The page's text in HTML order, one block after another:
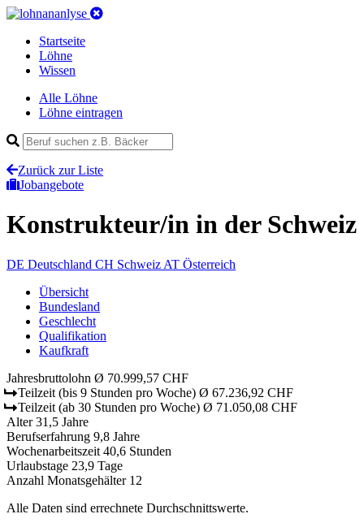
Startseite
Löhne
Wissen
Alle Löhne
Löhne eintragen
Zurück zur Liste
Jobangebote
Konstrukteur/in in der Schweiz
DE Deutschland CH Schweiz AT Österreich
Übersicht
Bundesland
Geschlecht
Qualifikation
Kaufkraft
Jahresbruttolohn Ø 70.999,57 CHF
Teilzeit (bis 9 Stunden pro Woche) Ø 67.236,92 CHF
Teilzeit (ab 30 Stunden pro Woche) Ø 71.050,08 CHF
Alter 31,5 Jahre
Berufserfahrung 9,8 Jahre
Wochenarbeitszeit 40,6 Stunden
Urlaubstage 23,9 Tage
Anzahl Monatsgehälter 12
Alle Daten sind errechnete Durchschnittswerte.